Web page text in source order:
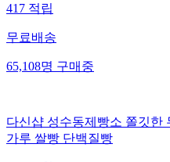
417 적립
무료배송
65,108명 구매중
다신샵 성수동제빵소 쫄깃한
가루 쌀빵 단백질빵